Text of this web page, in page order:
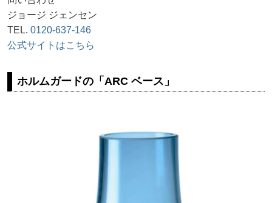
ジョージ ジェンセン
TEL.0120-637-146
公式サイトはこちら
ホルムガードの「ARC ベース」